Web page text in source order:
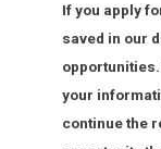
If you apply
saved in our
your
continue the